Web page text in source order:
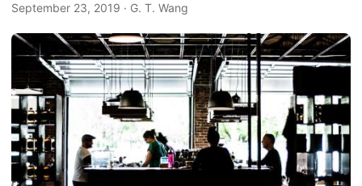
September 23, 2019 · G. T. Wang